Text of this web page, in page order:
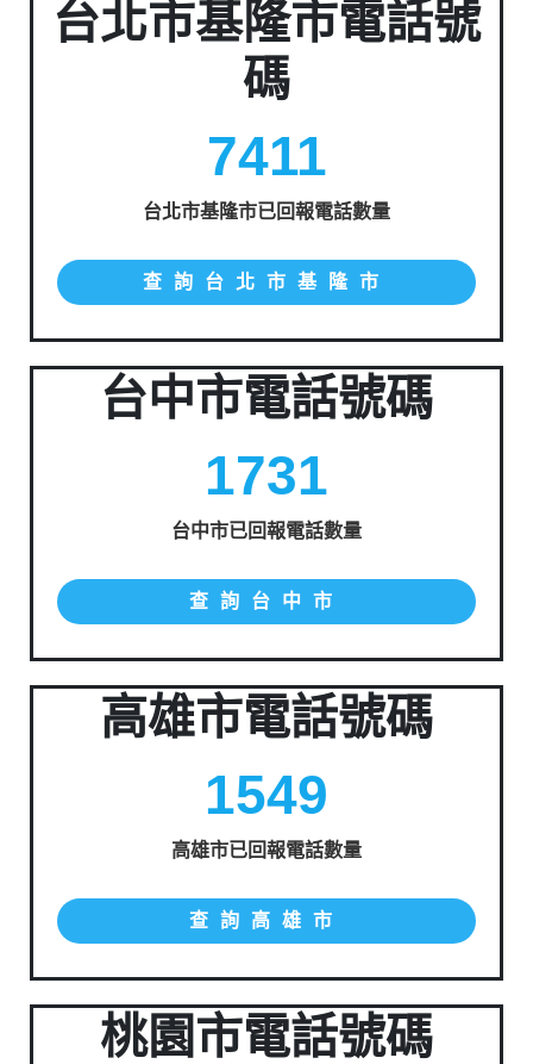
台北市基隆市電話號
碼
7411
台北市基隆市已回報電話數量
查詢台北市基隆市
台中市電話號碼
1731
台中市已回報電話數量
查詢台中市
高雄市電話號碼
1549
高雄市已回報電話數量
查詢高雄市
桃園市電話號碼